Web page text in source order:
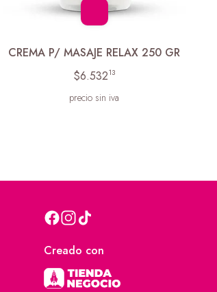
CREMA P/ MASAJE RELAX 250 GR
$6.53213
precio sin iva
Creado con